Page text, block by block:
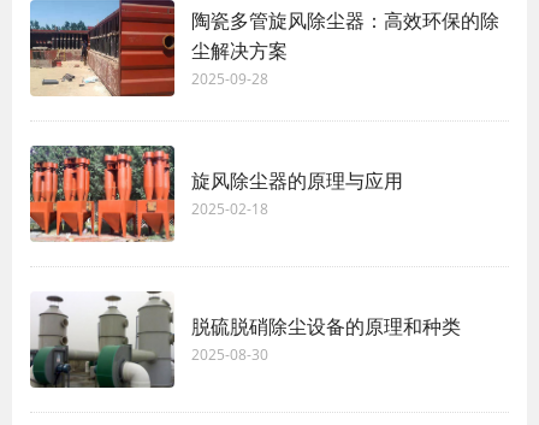
陶瓷多管旋风除尘器：高效环保的除
尘解决方案
2025-09-28
旋风除尘器的原理与应用
2025-02-18
脱硫脱硝除尘设备的原理和种类
2025-08-30